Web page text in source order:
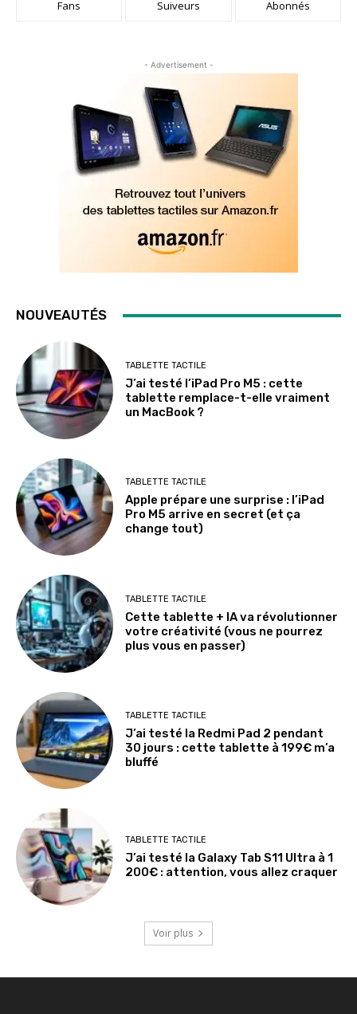
Fans Suiveurs Abonnés
- Advertisement -
NOUVEAUTÉS
TABLETTE TACTILE
J’ai testé l’iPad Pro M5 : cette
tablette remplace-t-elle vraiment
un MacBook ?
TABLETTE TACTILE
Apple prépare une surprise : l’iPad
Pro M5 arrive en secret (et ça
change tout)
TABLETTE TACTILE
Cette tablette + IA va révolutionner
votre créativité (vous ne pourrez
plus vous en passer)
TABLETTE TACTILE
J’ai testé la Redmi Pad 2 pendant
30 jours : cette tablette à 199€ m’a
bluffé
TABLETTE TACTILE
J’ai testé la Galaxy Tab S11 Ultra à 1
200€ : attention, vous allez craquer
Voir plus